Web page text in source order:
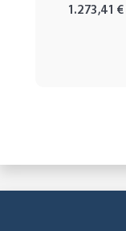
1.273,41 €